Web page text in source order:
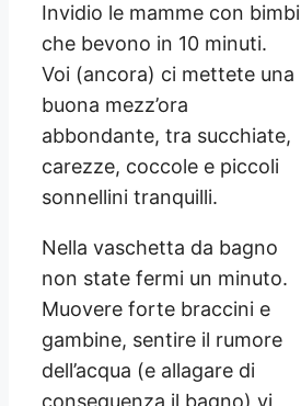
Invidio le mamme con bimbi
che bevono in 10 minuti.
Voi (ancora) ci mettete una
buona mezz’ora
abbondante, tra succhiate,
carezze, coccole e piccoli
sonnellini tranquilli.
Nella vaschetta da bagno
non state fermi un minuto.
Muovere forte braccini e
gambine, sentire il rumore
dell’acqua (e allagare di